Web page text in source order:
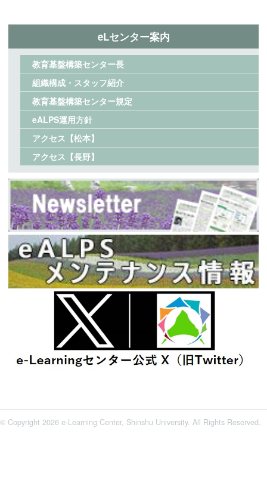
eLセンター案内
教育基盤構築センター長
組織構成・スタッフ紹介
教育基盤構築センター規定
eALPS運用方針
アクセス【松本】
アクセス【長野】
© Copyright 2026 e-Learning Center, Shinshu University. All Rights Reserved.